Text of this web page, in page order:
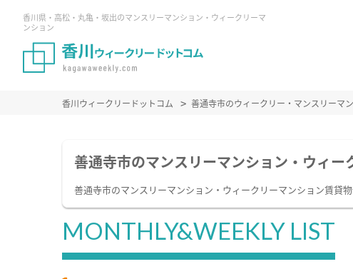
香川県・高松・丸亀・坂出のマンスリーマンション・ウィークリーマ
ンション
香川ウィークリードットコム 善通寺市のウィークリー・マンスリーマ
善通寺市のマンスリーマンション・ウィー
善通寺市のマンスリーマンション・ウィークリーマンション賃貸
MONTHLY&WEEKLY LIST